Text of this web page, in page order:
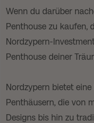
Wenn du darüber
Penthouse zu kaufen,
Nordzypern-
Penthouse deiner
Nordzypern bietet
Penthäusern, die von
Designs bis hin zu